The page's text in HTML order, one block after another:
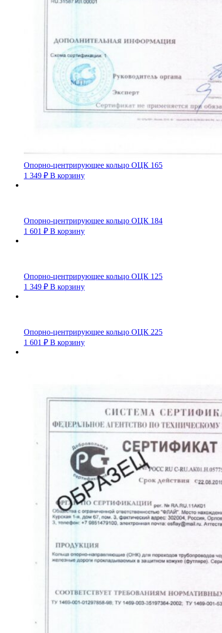
Опорно-центрирующее кольцо ОЦК 165
1 349 ₽ В корзину
Опорно-центрирующее кольцо ОЦК 184
1 601 ₽ В корзину
Опорно-центрирующее кольцо ОЦК 125
1 349 ₽ В корзину
Опорно-центрирующее кольцо ОЦК 225
1 601 ₽ В корзину